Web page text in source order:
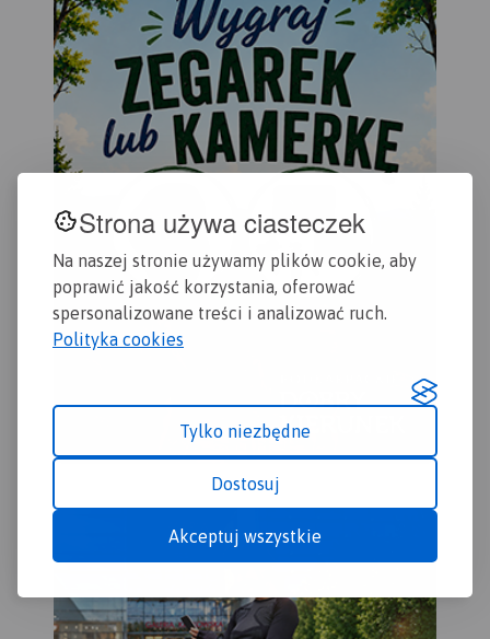
Strona używa ciasteczek
Na naszej stronie używamy plików cookie, aby
poprawić jakość korzystania, oferować
spersonalizowane treści i analizować ruch.
Polityka cookies
Tylko niezbędne
Dostosuj
Akceptuj wszystkie
podano nazwy ulic. Na
mapie użyta jest siatka
geograficzna, opisana co 1
minutę (szerokość
geograficzna) i 2 minuty
(długość geograficzna). W
formie drukowanej mapa
wydana została w nakładzie
limitowana seria.
rowerowych oraz modnych
ostatnio Singletraków. Dla
łatwego czytania podano ich
długości. Mapa opisana na
siatce WGS 84, zgodna z
polskimi systemami
nawigacyjnymi.